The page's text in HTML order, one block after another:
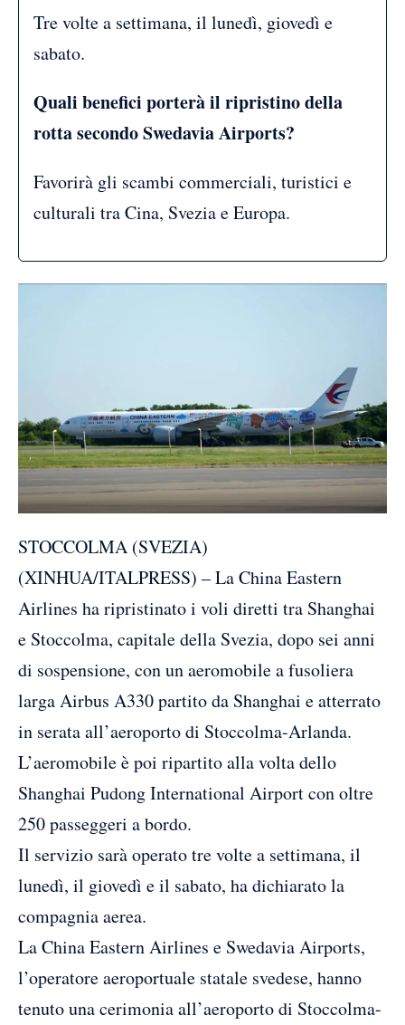
Tre volte a settimana, il lunedì, giovedì e
sabato.
Quali benefici porterà il ripristino della
rotta secondo Swedavia Airports?
Favorirà gli scambi commerciali, turistici e
culturali tra Cina, Svezia e Europa.
STOCCOLMA (SVEZIA)
(XINHUA/ITALPRESS) – La China Eastern
Airlines ha ripristinato i voli diretti tra Shanghai
e Stoccolma, capitale della Svezia, dopo sei anni
di sospensione, con un aeromobile a fusoliera
larga Airbus A330 partito da Shanghai e atterrato
in serata all’aeroporto di Stoccolma-Arlanda.
L’aeromobile è poi ripartito alla volta dello
Shanghai Pudong International Airport con oltre
250 passeggeri a bordo.
Il servizio sarà operato tre volte a settimana, il
lunedì, il giovedì e il sabato, ha dichiarato la
compagnia aerea.
La China Eastern Airlines e Swedavia Airports,
l’operatore aeroportuale statale svedese, hanno
tenuto una cerimonia all’aeroporto di Stoccolma-